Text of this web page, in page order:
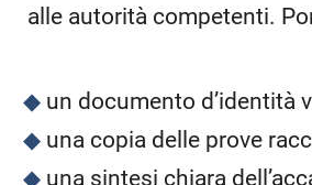
alle autorità competenti.
un documento d’identità
una copia delle prove
una sintesi chiara